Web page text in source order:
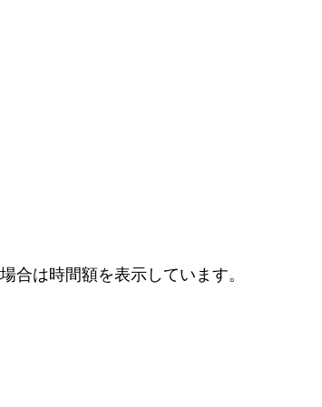
合は時間額を表示しています。